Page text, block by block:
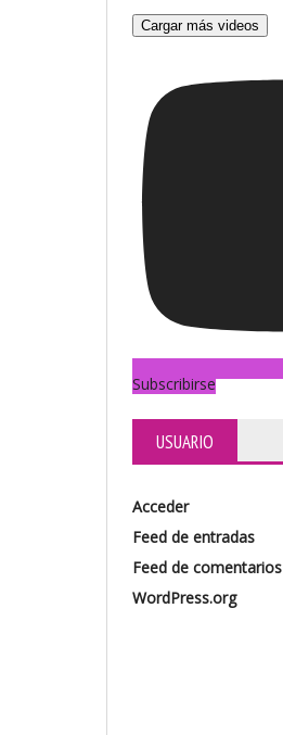
Cargar más videos
Subscribirse
USUARIO
Acceder
Feed de entradas
Feed de comentarios
WordPress.org